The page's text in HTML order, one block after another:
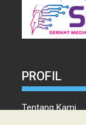
PROFIL
Tentang Kami